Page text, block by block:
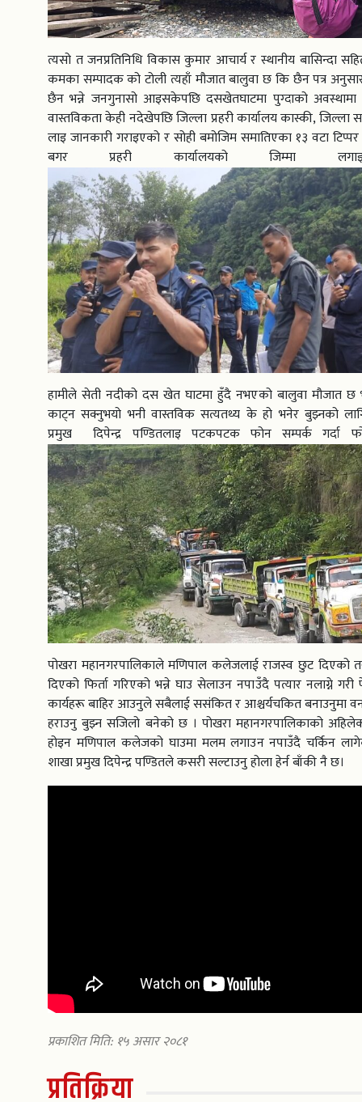
त्यसो त जनप्रतिनिधि विकास कुमार आचार्य र स्थानीय बासिन्दा
कमका सम्पादक को टोली त्यहाँ मौजात बालुवा छ कि छैन पत्र
छैन भन्ने जनगुनासो आइसकेपछि दसखेतघाटमा पुग्दाको अवस्थामा
वास्तविकता केही नदेखेपछि जिल्ला प्रहरी कार्यालय कास्की, जिल्ला
लाइ जानकारी गराइएको र सोही बमोजिम समातिएका १३ वटा
बगर प्रहरी कार्यालयको जिम्मा
हामीले सेती नदीको दस खेत घाटमा हुँदै नभएको बालुवा मौजात छ
काट्न सक्नुभयो भनी वास्तविक सत्यतथ्य के हो भनेर बुझ्नको
प्रमुख दिपेन्द्र पण्डितलाइ पटकपटक फोन सम्पर्क गर्दा
पोखरा महानगरपालिकाले मणिपाल कलेजलाई राजस्व छुट दिएको
दिएको फिर्ता गरिएको भन्ने घाउ सेलाउन नपाउँदै पत्यार नलाग्ने गरी
कार्यहरू बाहिर आउनुले सबैलाई ससंकित र आश्चर्यचकित बनाउनुमा
हराउनु बुझ्न सजिलो बनेको छ । पोखरा महानगरपालिकाको
होइन मणिपाल कलेजको घाउमा मलम लगाउन नपाउँदै चर्किन
शाखा प्रमुख दिपेन्द्र पण्डितले कसरी सल्टाउनु होला हेर्न बाँकी नै छ।
प्रकाशित मिति: १५ असार २०८१
प्रतिक्रिया